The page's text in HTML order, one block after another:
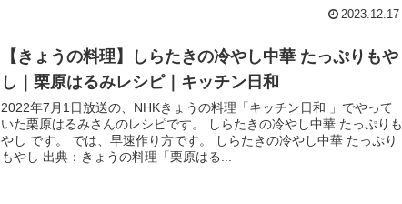
2023.12.17
【きょうの料理】しらたきの冷やし中華 たっぷりもや
し｜栗原はるみレシピ｜キッチン日和
2022年7月1日放送の、NHKきょうの料理「キッチン日和 」でやって
いた栗原はるみさんのレシピです。 しらたきの冷やし中華 たっぷりも
やし です。 では、早速作り方です。 しらたきの冷やし中華 たっぷり
もやし 出典：きょうの料理「栗原はる...